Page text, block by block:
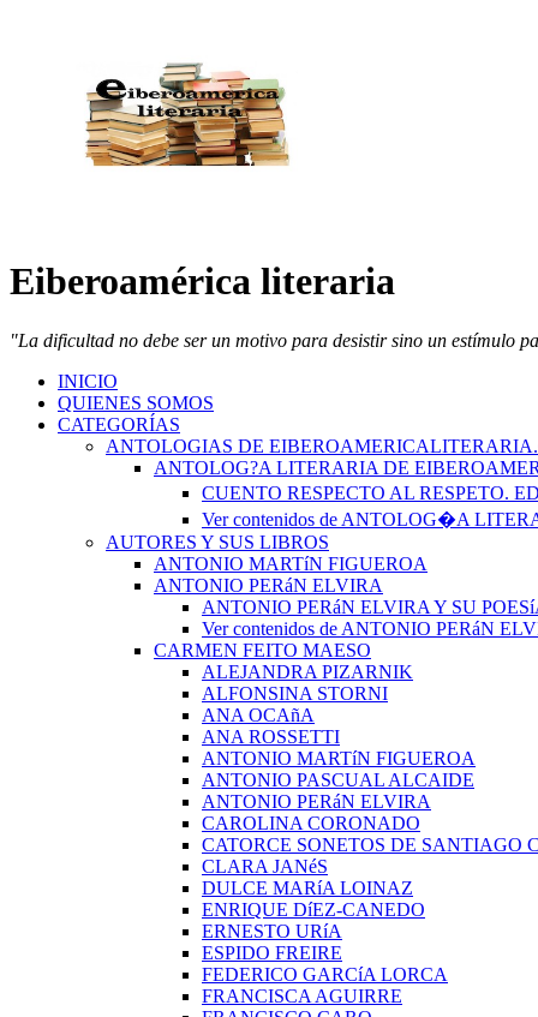
Eiberoamérica literaria
"La dificultad no debe ser un motivo para desistir sino un estímulo
INICIO
QUIENES SOMOS
CATEGORÍAS
ANTOLOGIAS DE
ANTOLOG?A LITERARIA DE
CUENTO RESPECTO AL RESPETO.
Ver contenidos de ANTOLOG�A
AUTORES Y SUS LIBROS
ANTONIO MARTíN FIGUEROA
ANTONIO PERáN ELVIRA
ANTONIO PERáN ELVIRA Y SU
Ver contenidos de ANTONIO PERáN
CARMEN FEITO MAESO
ALEJANDRA PIZARNIK
ALFONSINA STORNI
ANA OCAñA
ANA ROSSETTI
ANTONIO MARTíN FIGUEROA
ANTONIO PASCUAL ALCAIDE
ANTONIO PERáN ELVIRA
CAROLINA CORONADO
CATORCE SONETOS DE SANTIAGO
CLARA JANéS
DULCE MARíA LOINAZ
ENRIQUE DíEZ-CANEDO
ERNESTO URíA
ESPIDO FREIRE
FEDERICO GARCíA LORCA
FRANCISCA AGUIRRE